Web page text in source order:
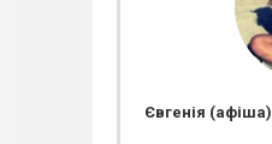
Євгенія (афіша)